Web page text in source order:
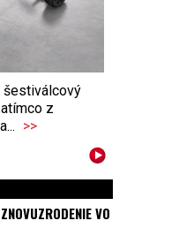
šestiválcový
z
>>
VO